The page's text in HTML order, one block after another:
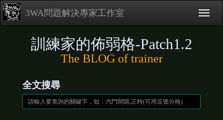
3WA問題解決專家工作室
訓練家的佈弱格-Patch1.2
The BLOG of trainer
全文搜尋